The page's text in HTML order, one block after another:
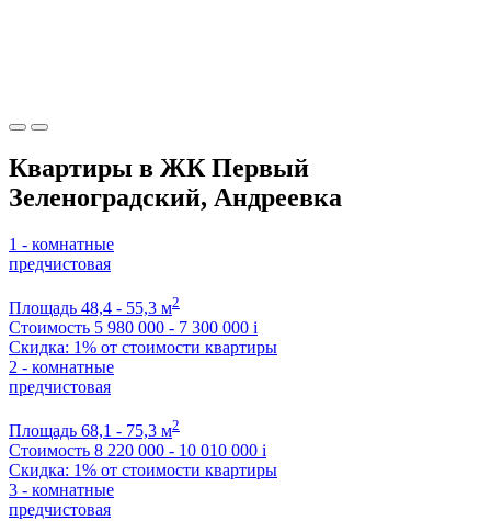
Квартиры в ЖК Первый
Зеленоградский, Андреевка
1 - комнатные
предчистовая
Площадь 48,4 - 55,3 м2
Стоимость 5 980 000 - 7 300 000 i
Скидка: 1% от стоимости квартиры
2 - комнатные
предчистовая
Площадь 68,1 - 75,3 м2
Стоимость 8 220 000 - 10 010 000 i
Скидка: 1% от стоимости квартиры
3 - комнатные
предчистовая